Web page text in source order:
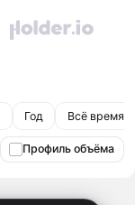
Год Всё время
Профиль объёма